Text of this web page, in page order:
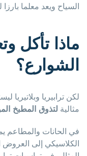
السياح ويعد معلما
ماذا تأكل
الشوارع؟
لكن ترابيريا وبلاتيريا
مثالية لتذوق المطبخ
في الحانات والمطاعم
الكلاسيكي إلى العروض